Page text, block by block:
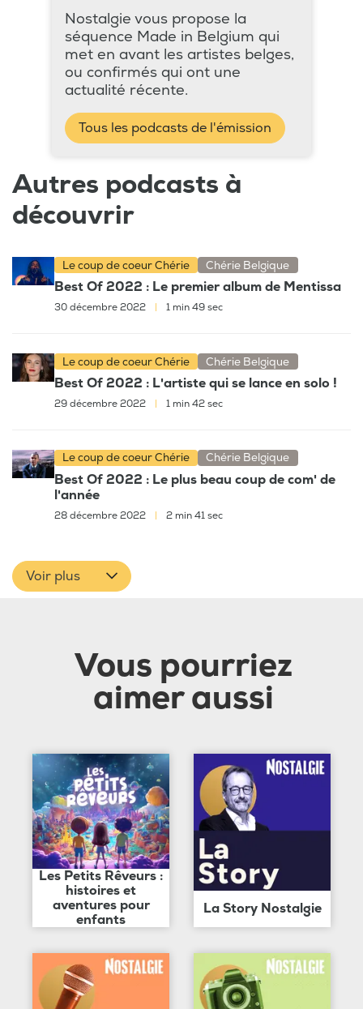
Nostalgie vous propose la
séquence Made in Belgium qui
met en avant les artistes belges,
ou confirmés qui ont une
actualité récente.
Tous les podcasts de l'émission
Autres podcasts à
découvrir
Le coup de coeur Chérie Chérie Belgique
Best Of 2022 : Le premier album de Mentissa
30 décembre 2022 1 min 49 sec
Le coup de coeur Chérie Chérie Belgique
Best Of 2022 : L'artiste qui se lance en solo !
29 décembre 2022 1 min 42 sec
Le coup de coeur Chérie Chérie Belgique
Best Of 2022 : Le plus beau coup de com' de
l'année
28 décembre 2022 | 2 min 41 sec
Voir plus
Vous pourriez
aimer aussi
Les Petits Rêveurs :
histoires et
aventures pour
enfants
La Story Nostalgie